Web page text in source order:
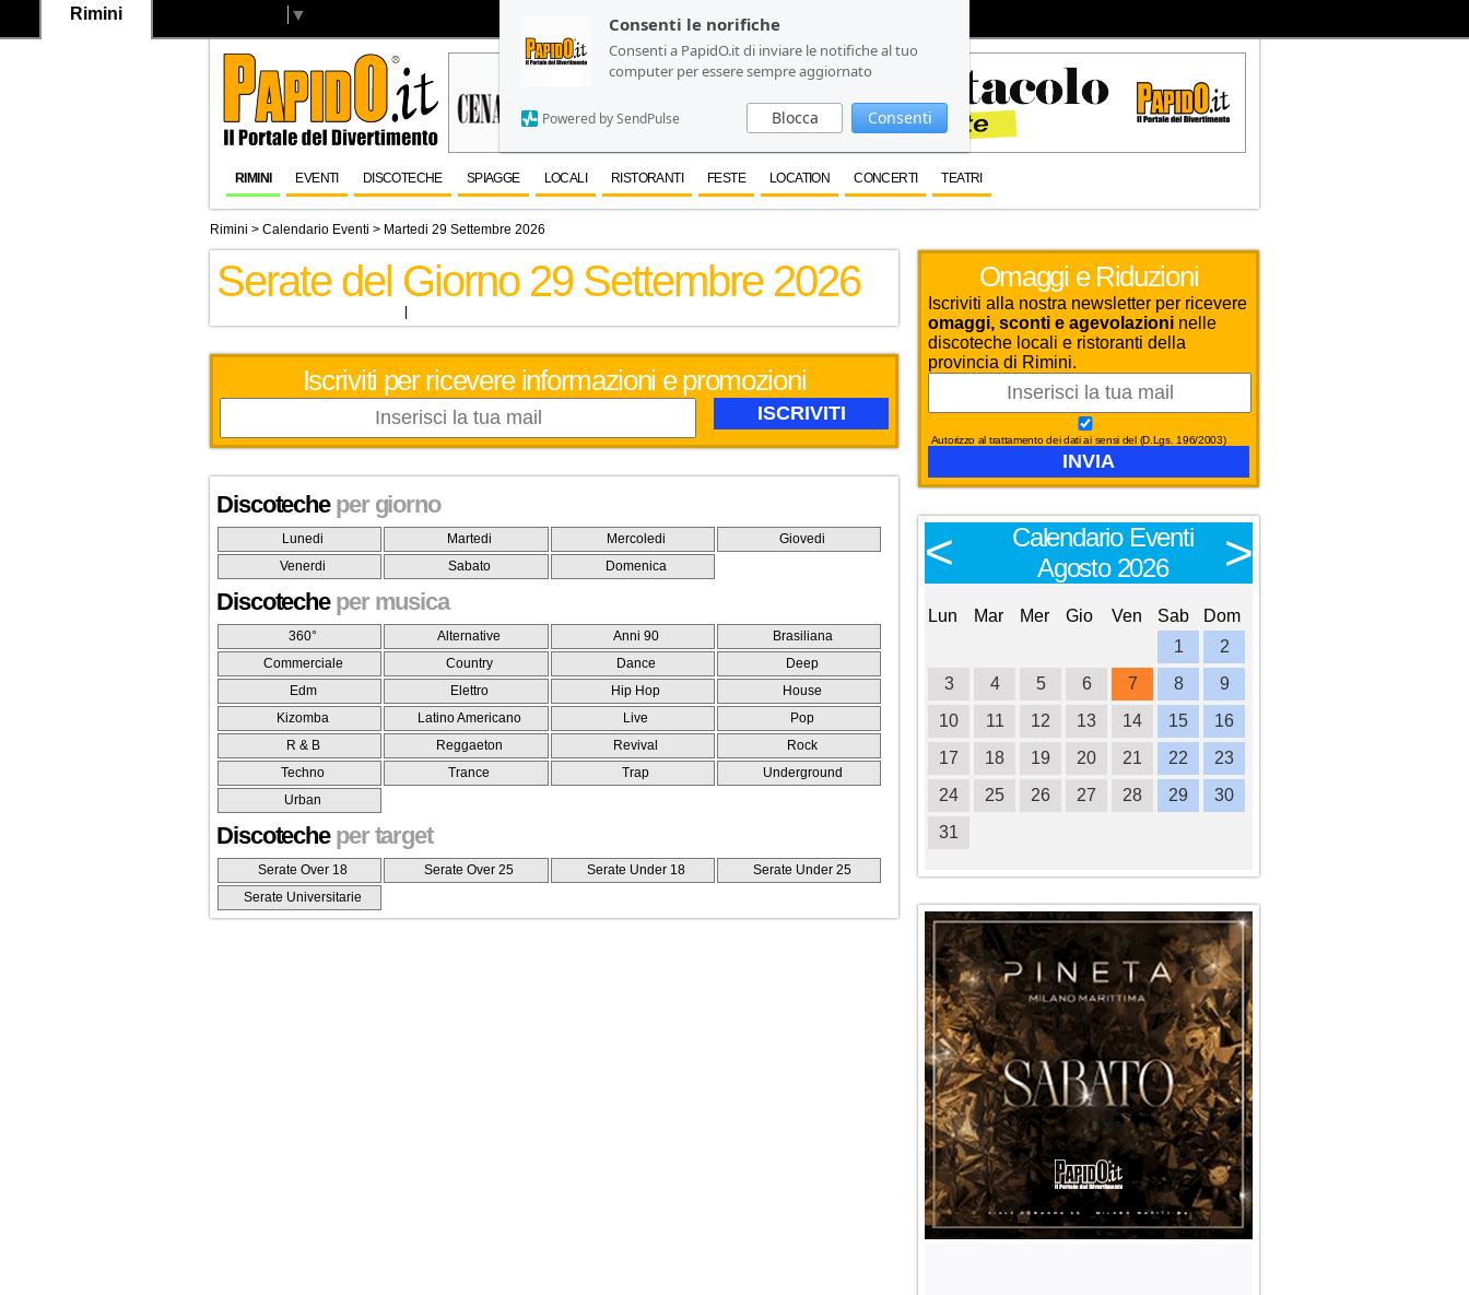
Consenti le norifiche
Consenti a PapidO.it di inviare le notifiche al tuo
computer per essere sempre aggiornato
Blocca Consenti
Powered by SendPulse
Consenti le norifiche
Consenti a PapidO.it di inviare le notifiche al tuo
computer per essere sempre aggiornato
Blocca Consenti
Powered by SendPulse
Rimini ▼
RIMINI EVENTI DISCOTECHE SPIAGGE LOCALI RISTORANTI FESTE LOCATION CONCERTI TEATRI
Rimini > Calendario Eventi > Martedi 29 Settembre 2026
Serate del Giorno 29 Settembre 2026
Iscriviti per ricevere informazioni e promozioni
Discoteche per giorno
Lunedi Martedi Mercoledi
Giovedi
Venerdi
Sabato Domenica
Discoteche per musica
360° Alternative Anni 90
Brasiliana
Commerciale
Country Dance
Deep
Edm
Elettro Hip Hop
House
Kizomba
Latino Americano Live
Pop
R & B
Reggaeton Revival
Rock
Techno
Trance Trap
Underground
Urban
Discoteche per target
Serate Over 18 Serate Over 25 Serate Under 18
Serate Under 25
Serate Universitarie
Omaggi e Riduzioni
Iscriviti alla nostra newsletter per ricevere
omaggi, sconti e agevolazioni nelle
discoteche locali e ristoranti della
provincia di Rimini.
Autorizzo al trattamento dei dati ai sensi del (D.Lgs. 196/2003)
<
Calendario Eventi
1
2 3
5
6 7 8 9 10
12
16
19
20 21 22 23 24
<
Calendario Eventi
Agosto 2026
>
Lun Mar Mer Gio Ven Sab
Dom
1
2
3
4 5 6 7 8
9
10
11 12 13 14 15
16
17
18 19 20 21 22
23
24
25 26 27 28 29
30
31